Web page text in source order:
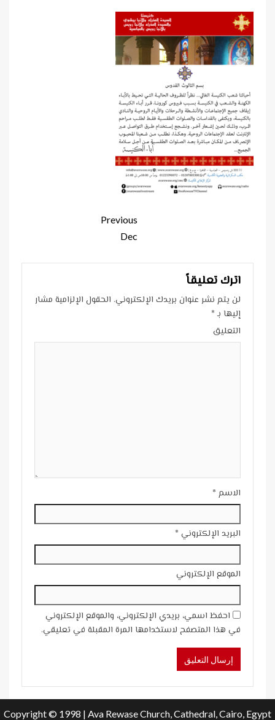
Previous
Dec
اترك تعليقاً
لن يتم نشر عنوان بريدك الإلكتروني. الحقول الإلزامية مشار
إليها بـ*
التعليق
الاسم *
البريد الإلكتروني *
الموقع الإلكتروني
احفظ اسمي، بريدي الإلكتروني، والموقع الإلكتروني
في هذا المتصفح لاستخدامها المرة المقبلة في تعليقي.
Copyright © 1998 | Ava Rewase Church, Cathedral, Cairo, Egypt